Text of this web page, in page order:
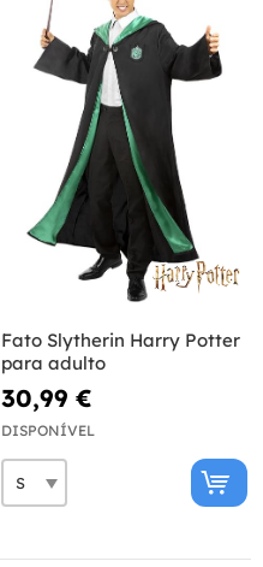
Fato Slytherin Harry Potter
para adulto
30,99 €
DISPONÍVEL